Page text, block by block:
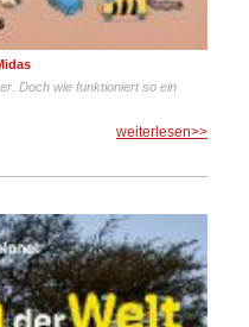
Doch wie funktioniert so ein
weiterlesen>>